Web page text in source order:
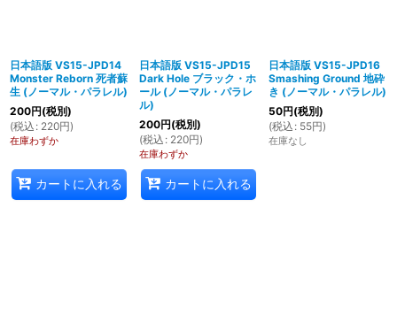
日本語版 VS15-JPD14
Monster Reborn 死者蘇
生 (ノーマル・パラレル)
200円(税別)
(税込 : 220円)
在庫わずか
カートに入れる
日本語版 VS15-JPD15
Dark Hole ブラック・ホ
ール (ノーマル・パラレ
ル)
200円(税別)
(税込 : 220円)
在庫わずか
カートに入れる
日本語版 VS15-JPD16
Smashing Ground 地砕
き (ノーマル・パラレル)
50円(税別)
(税込 : 55円)
在庫なし